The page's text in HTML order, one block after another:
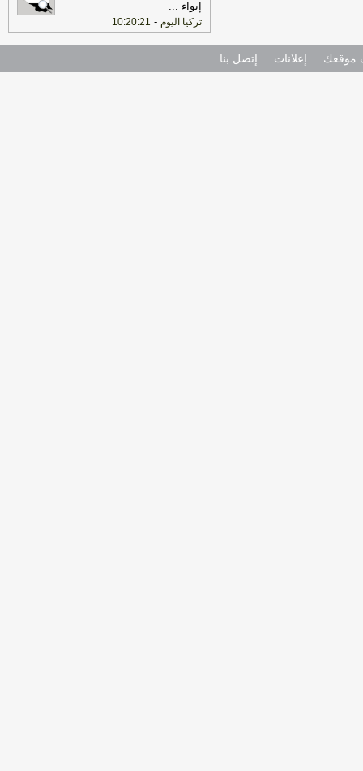
إيواء ...
تركيا اليوم -
10:20:21
موقعك إعلانات إتصل بنا